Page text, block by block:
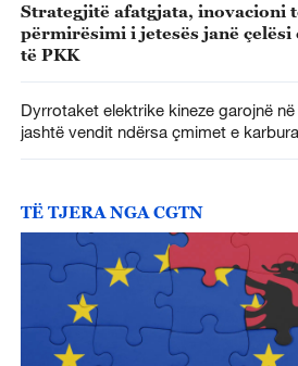
Strategjitë afatgjata, inovacioni
përmirësimi i jetesës janë çelësi
të PKK
Dyrrotaket elektrike kineze garojnë
jashtë vendit ndërsa çmimet e
TË TJERA NGA CGTN